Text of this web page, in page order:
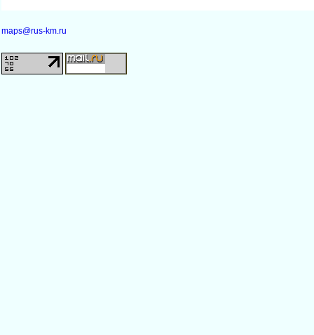
maps@rus-km.ru